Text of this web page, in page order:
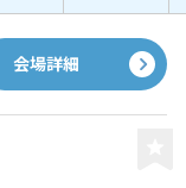
会場詳細